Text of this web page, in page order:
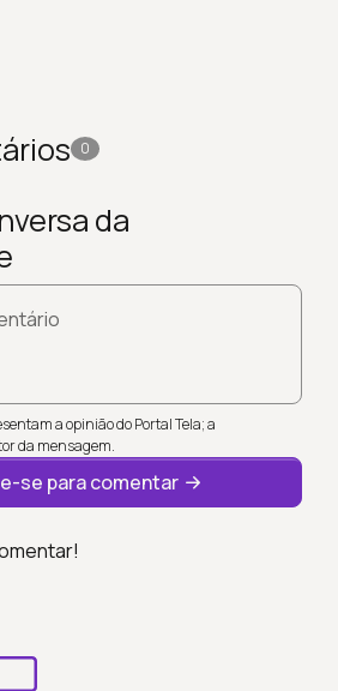
0
da
a opinião do Portal Tela; a
da mensagem.
se para comentar